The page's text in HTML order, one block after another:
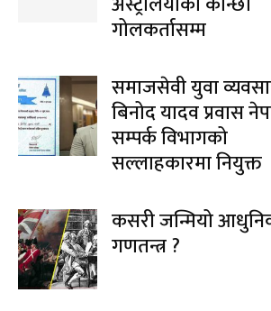
गोलकर्तासम्म
समाजसेवी युवा
बिनोद यादव प्रवास
सम्पर्क विभागको
सल्लाहकारमा नियुक्त
कसरी जन्मियो
गणतन्त्र ?